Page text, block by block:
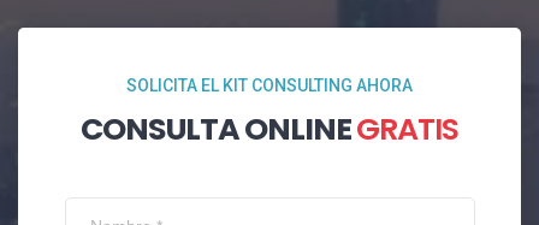
SOLICITA EL KIT CONSULTING AHORA
CONSULTA ONLINEGRATIS